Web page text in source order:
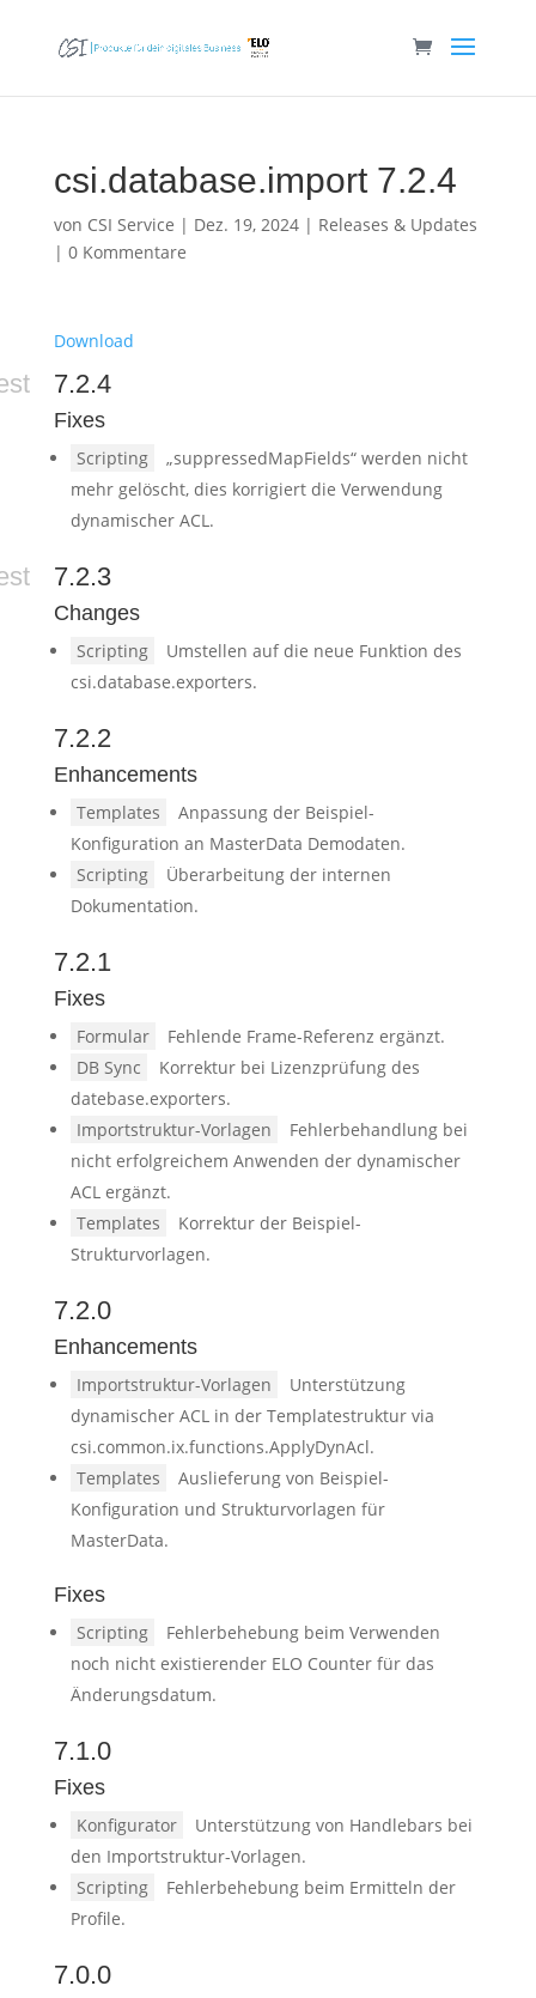
csi.database.import 7.2.4
von CSI Service | Dez. 19, 2024| Releases & Updates
| 0 Kommentare
Download
7.2.4
Fixes
Scripting
„suppressedMapFields“ werden nicht
mehr gelöscht, dies korrigiert die Verwendung
dynamischer ACL.
7.2.3
Changes
Scripting
Umstellen auf die neue Funktion des
csi.database.exporters.
7.2.2
Enhancements
Templates
Anpassung der Beispiel-
Konfiguration an MasterData Demodaten.
Scripting
Überarbeitung der internen
Dokumentation.
7.2.1
Fixes
Formular
Fehlende Frame-Referenz ergänzt.
DB Sync
Korrektur bei Lizenzprüfung des
datebase.exporters.
Importstruktur-Vorlagen
Fehlerbehandlung bei
nicht erfolgreichem Anwenden der dynamischer
ACL ergänzt.
Templates
Korrektur der Beispiel-
Strukturvorlagen.
7.2.0
Enhancements
Importstruktur-Vorlagen
Unterstützung
dynamischer ACL in der Templatestruktur via
csi.common.ix.functions.ApplyDynAcl.
Templates
Auslieferung von Beispiel-
Konfiguration und Strukturvorlagen für
MasterData.
Fixes
Scripting
Fehlerbehebung beim Verwenden
noch nicht existierender ELO Counter für das
Änderungsdatum.
7.1.0
Fixes
Konfigurator
Unterstützung von Handlebars bei
den Importstruktur-Vorlagen.
Scripting
Fehlerbehebung beim Ermitteln der
Profile.
7.0.0